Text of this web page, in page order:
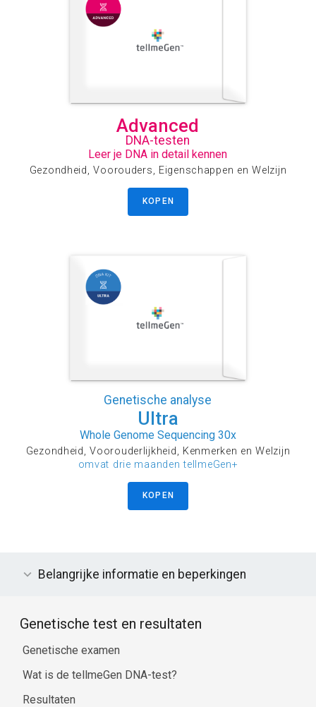
Advanced
DNA-testen
Leer je DNA in detail kennen
Gezondheid, Voorouders, Eigenschappen en Welzijn
KOPEN
Genetische analyse
Ultra
Whole Genome Sequencing 30x
Gezondheid, Voorouderlijkheid, Kenmerken en Welzijn
omvat drie maanden tellmeGen+
KOPEN
Belangrijke informatie en beperkingen
Genetische test en resultaten
Genetische examen
Wat is de tellmeGen DNA-test?
Resultaten